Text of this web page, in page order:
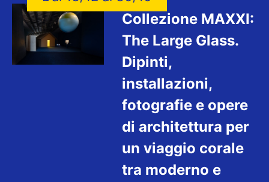
Collezione MAXXI:
The Large Glass.
Dipinti,
installazioni,
fotografie e opere
di architettura per
un viaggio corale
tra moderno e